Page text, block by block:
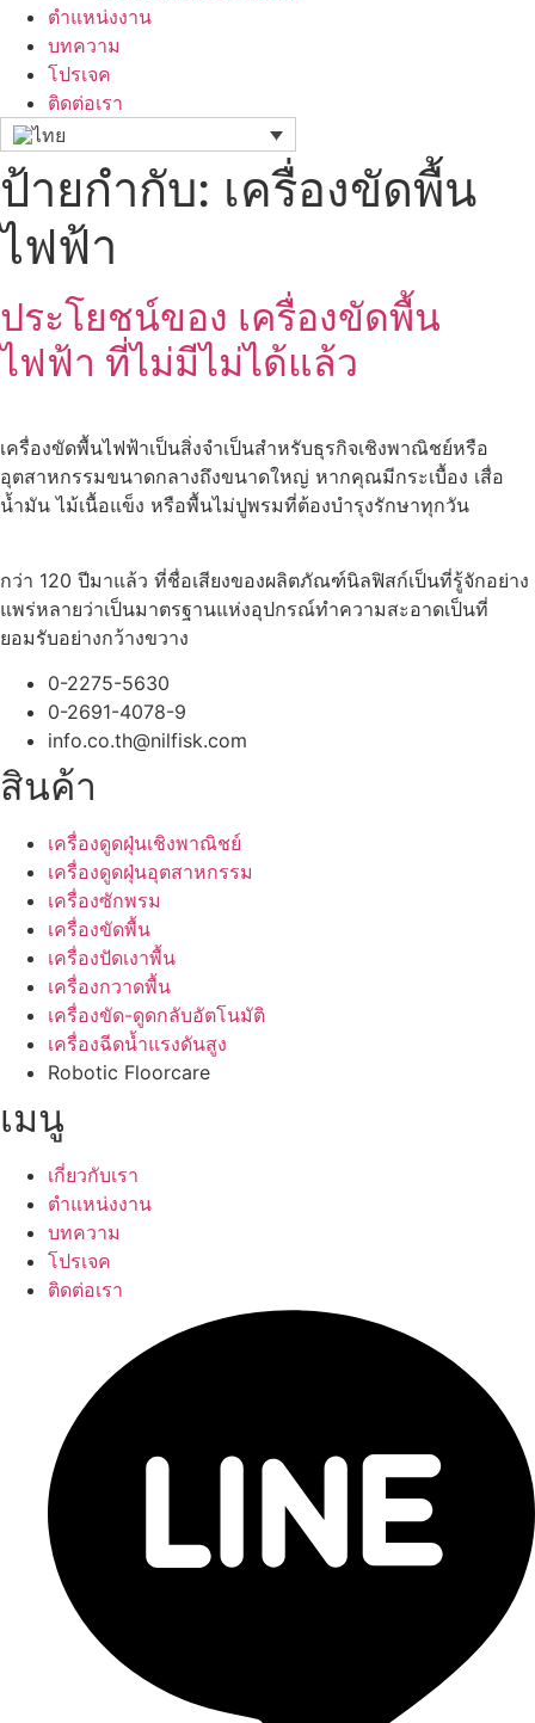
ตำแหน่งงาน
บทความ
โปรเจค
ติดต่อเรา
ป้ายกำกับ: เครื่องขัดพื้น
ไฟฟ้า
ประโยชน์ของ เครื่องขัดพื้น
ไฟฟ้า ที่ไม่มีไม่ได้แล้ว
เครื่องขัดพื้นไฟฟ้าเป็นสิ่งจำเป็นสำหรับธุรกิจเชิงพาณิชย์หรือ
อุตสาหกรรมขนาดกลางถึงขนาดใหญ่ หากคุณมีกระเบื้อง เสื่อ
น้ำมัน ไม้เนื้อแข็ง หรือพื้นไม่ปูพรมที่ต้องบำรุงรักษาทุกวัน
กว่า 120 ปีมาแล้ว ที่ชื่อเสียงของผลิตภัณฑ์นิลฟิสก์เป็นที่รู้จักอย่าง
แพร่หลายว่าเป็นมาตรฐานแห่งอุปกรณ์ทำความสะอาดเป็นที่
ยอมรับอย่างกว้างขวาง
0-2275-5630
0-2691-4078-9
info.co.th@nilfisk.com
สินค้า
เครื่องดูดฝุ่นเชิงพาณิชย์
เครื่องดูดฝุ่นอุตสาหกรรม
เครื่องซักพรม
เครื่องขัดพื้น
เครื่องปัดเงาพื้น
เครื่องกวาดพื้น
เครื่องขัด-ดูดกลับอัตโนมัติ
เครื่องฉีดน้ำแรงดันสูง
Robotic Floorcare
เมนู
เกี่ยวกับเรา
ตำแหน่งงาน
บทความ
โปรเจค
ติดต่อเรา